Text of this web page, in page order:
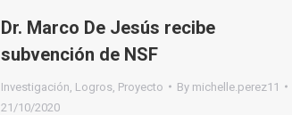
Dr. Marco De Jesús recibe
subvención de NSF
Investigación Logros Proyecto By michelle.perez11
21/10/2020